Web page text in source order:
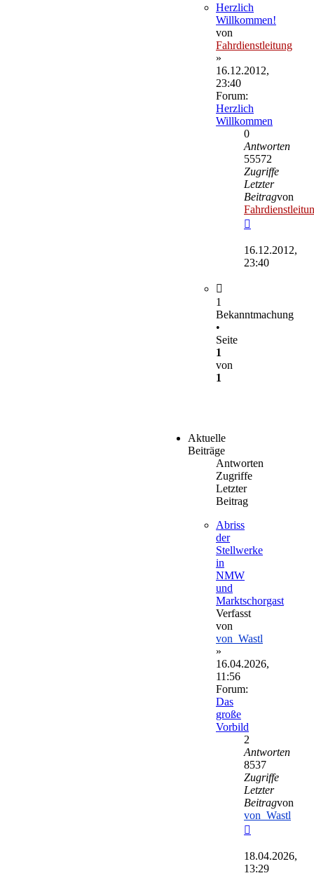
Herzlich
Willkommen!
von
Fahrdienstleitung
»
16.12.2012,
23:40
Forum:
Herzlich
Willkommen
0
Antworten
55572
Zugriffe
Letzter
Beitragvon
Beitrag
16.12.2012,
23:40
1
Bekanntmachung
•
Seite
1
von
1
Aktuelle
Beiträge
Antworten
Zugriffe
Letzter
Beitrag
Abriss
der
Stellwerke
in
NMW
und
Marktschorgast
Verfasst
von
von_Wastl
»
16.04.2026,
11:56
Forum:
Das
große
Vorbild
2
Antworten
8537
Zugriffe
Letzter
Beitragvon
von_Wastl
Beitrag
18.04.2026,
13:29